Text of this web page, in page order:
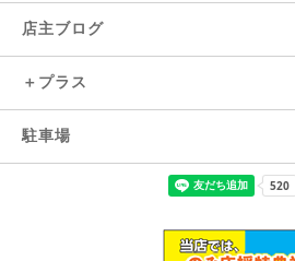
店主ブログ
＋プラス
駐車場